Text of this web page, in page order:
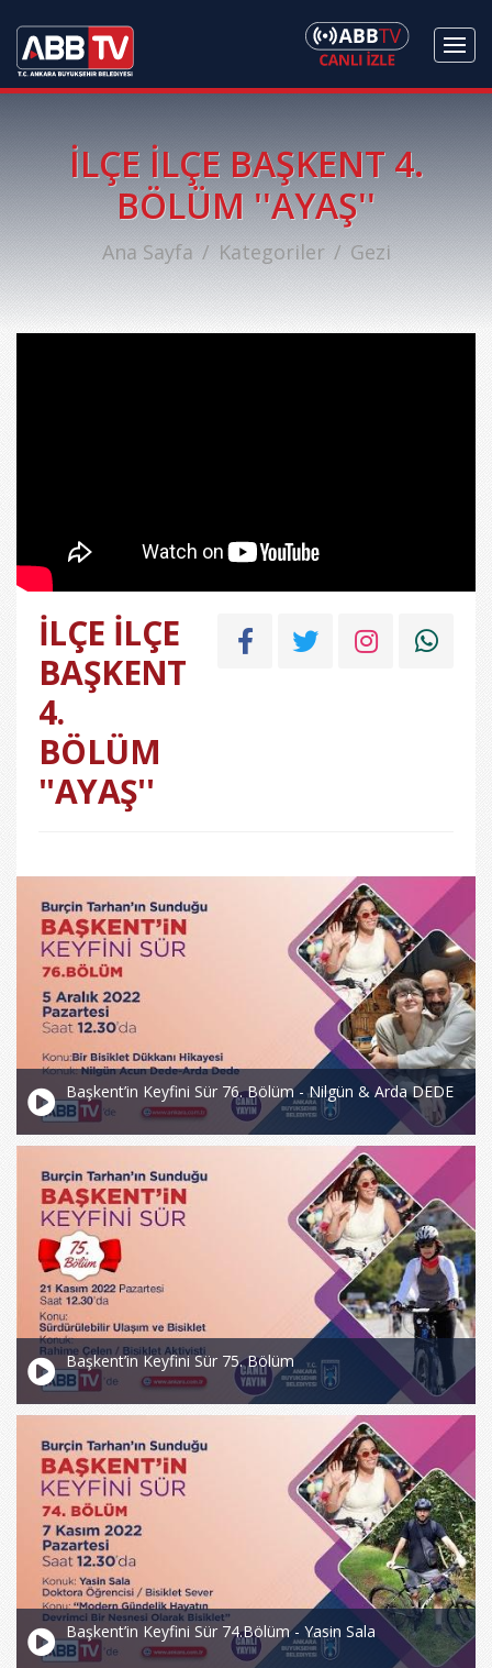
İLÇE İLÇE BAŞKENT 4.
BÖLÜM ''AYAŞ''
Ana Sayfa Kategoriler Gezi
İLÇE İLÇE
BAŞKENT
4.
BÖLÜM
''AYAŞ''
Başkent’in Keyfini Sür 76. Bölüm - Nilgün & Arda DEDE
Başkent’in Keyfini Sür 75. Bölüm
Başkent’in Keyfini Sür 74.Bölüm - Yasin Sala